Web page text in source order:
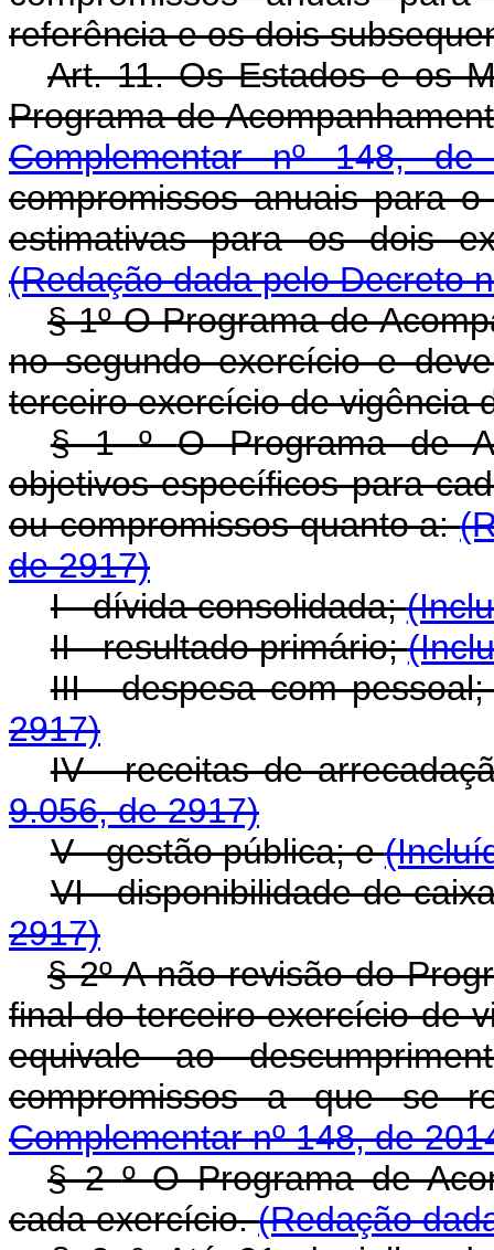
referência e os dois
Art. 11. Os Estados e os
Programa de
Complementar nº 148,
compromissos anuais para
estimativas para os dois
(Redação dada pelo Decreto
§ 1º O Programa de
no segundo exercício e
terceiro exercício de vigência
§ 1ºO Programa de
objetivos específicos para
ou compromissos quanto a:
de 2917)
I - dívida consolidada;
II - resultado primário;
III - despesa com
2917)
IV - receitas de
9.056, de 2917)
V - gestão pública; e
VI - disponibilidade de
2917)
§ 2º A não revisão do
final do terceiro exercício de
equivale ao
compromissos a que se
Complementar nº 148, de
§ 2ºO Programa de
cada exercício.(Redação